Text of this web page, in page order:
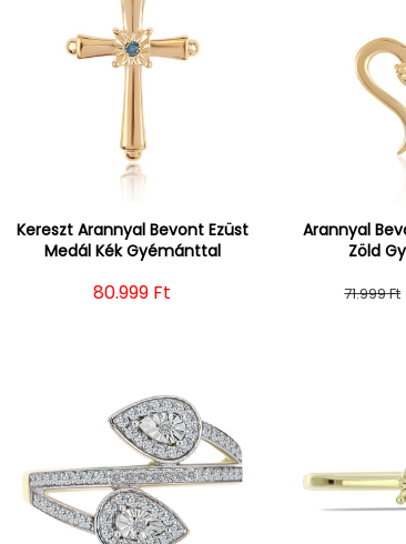
Kereszt Arannyal Bevont Ezüst
Medál Kék Gyémánttal
Normál ár
80.999 Ft
Arannyal
Zöld
71.999 Ft